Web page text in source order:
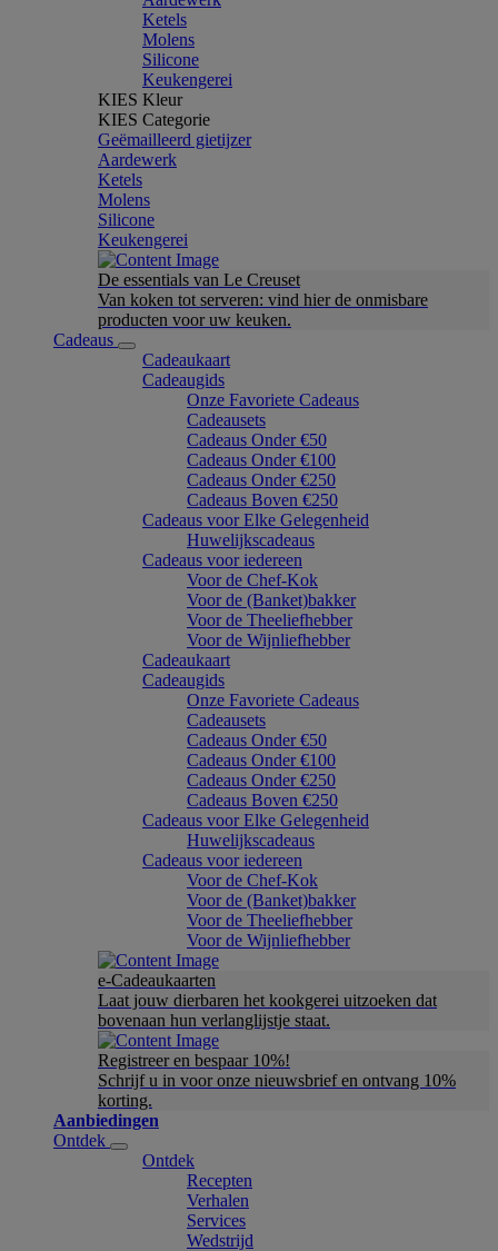
Ketels
Molens
Silicone
Keukengerei
KIES Kleur
KIES Categorie
Geëmailleerd gietijzer
Aardewerk
Ketels
Molens
Silicone
Keukengerei
De essentials van Le Creuset
Van koken tot serveren: vind hier de onmisbare
producten voor uw keuken.
Cadeaus
Cadeaukaart
Cadeaugids
Onze Favoriete Cadeaus
Cadeausets
Cadeaus Onder €50
Cadeaus Onder €100
Cadeaus Onder €250
Cadeaus Boven €250
Cadeaus voor Elke Gelegenheid
Huwelijkscadeaus
Cadeaus voor iedereen
Voor de Chef-Kok
Voor de (Banket)bakker
Voor de Theeliefhebber
Voor de Wijnliefhebber
Cadeaukaart
Cadeaugids
Onze Favoriete Cadeaus
Cadeausets
Cadeaus Onder €50
Cadeaus Onder €100
Cadeaus Onder €250
Cadeaus Boven €250
Cadeaus voor Elke Gelegenheid
Huwelijkscadeaus
Cadeaus voor iedereen
Voor de Chef-Kok
Voor de (Banket)bakker
Voor de Theeliefhebber
Voor de Wijnliefhebber
e-Cadeaukaarten
Laat jouw dierbaren het kookgerei uitzoeken dat
bovenaan hun verlanglijstje staat.
Registreer en bespaar 10%!
Schrijf u in voor onze nieuwsbrief en ontvang 10%
korting.
Aanbiedingen
Ontdek
Ontdek
Recepten
Verhalen
Services
Wedstrijd